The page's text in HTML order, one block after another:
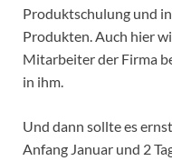
Produktschulung und
Produkten. Auch hier
Mitarbeiter der Firma
in ihm.
Und dann sollte es
Anfang Januar und 2